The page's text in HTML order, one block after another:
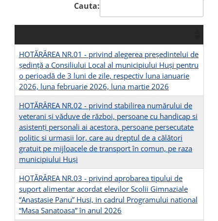
Cauta:
HOTĂRÂREA NR.01 - privind alegerea preşedintelui de
şedinţă a Consiliului Local al municipiului Huşi pentru
o perioadă de 3 luni de zile, respectiv luna ianuarie
2026, luna februarie 2026, luna martie 2026
HOTĂRÂREA NR.02 - privind stabilirea numărului de
veterani şi văduve de război, persoane cu handicap si
asistenţi personali ai acestora, persoane persecutate
politic si urmasii lor, care au dreptul de a călători
gratuit pe mijloacele de transport în comun, pe raza
municipiului Huşi
HOTĂRÂREA NR.03 - privind aprobarea tipului de
suport alimentar acordat elevilor Scolii Gimnaziale
“Anastasie Panu” Husi, in cadrul Programului national
“Masa Sanatoasa” în anul 2026